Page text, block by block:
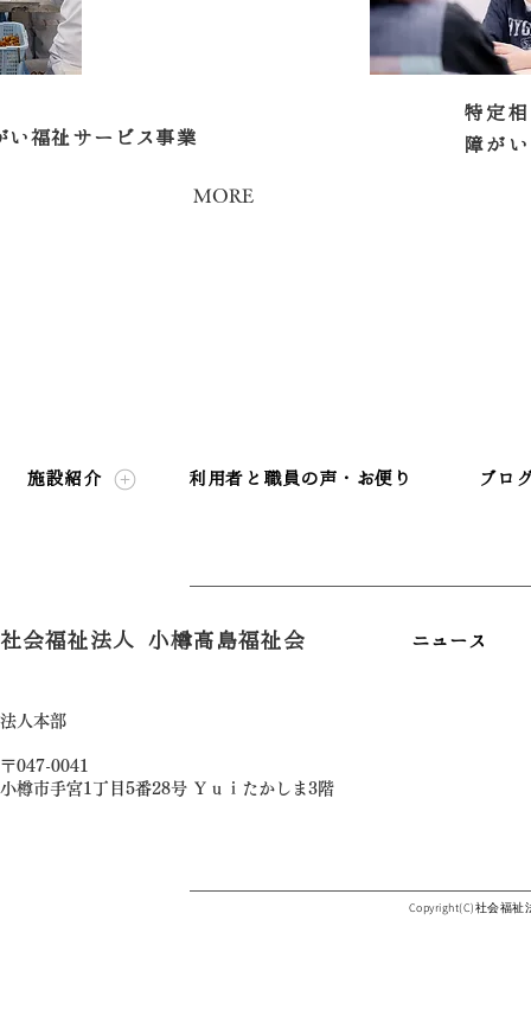
い福祉サービス事業
MORE
特定
障が
施設紹介 利用者と職員の声・お便り ブロ
社会福祉法人 小樽高島福祉会 ニュース
法人本部
〒047-0041
小樽市手宮1丁目5番28号 Ｙｕｉたかしま3階
Copyright(C)社会福祉